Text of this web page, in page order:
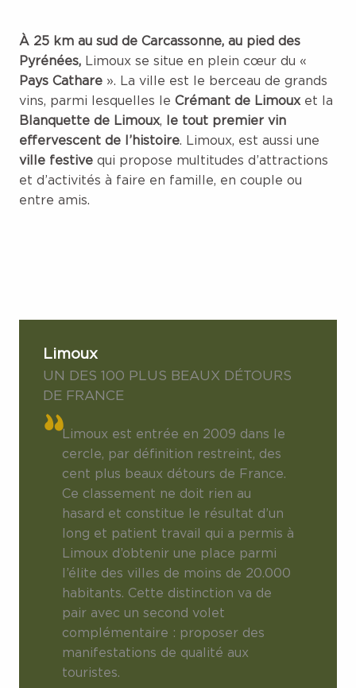
À 25 km au sud de Carcassonne, au pied des
Pyrénées, Limoux se situe en plein cœur du «
Pays Cathare ». La ville est le berceau de grands
vins, parmi lesquelles le Crémant de Limoux et la
Blanquette de Limoux,
le tout premier vin
effervescent de l’histoire. Limoux, est aussi une
ville festive qui propose multitudes d’attractions
et d’activités à faire en famille, en couple ou
entre amis.
Limoux
UN DES 100 PLUS BEAUX DÉTOURS
DE FRANCE
Limoux est entrée en 2009 dans le
cercle, par définition restreint, des
cent plus beaux détours de France.
Ce classement ne doit rien au
hasard et constitue le résultat d’un
long et patient travail qui a permis à
Limoux d’obtenir une place parmi
l’élite des villes de moins de 20.000
habitants. Cette distinction va de
pair avec un second volet
complémentaire : proposer des
manifestations de qualité aux
touristes.